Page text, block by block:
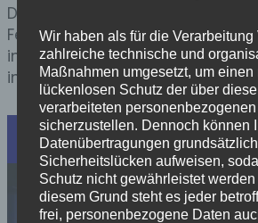
Die Kameradinnen und
Feuerwehr stehen 24 Stunden
im Jahr ehrenamtlich bereit,
in Notsituationen zu helfen!
Einsätze
Wir haben als für die
zahlreiche technische und
Maßnahmen umgesetzt, um einen
lückenlosen Schutz der über
verarbeiteten
sicherzustellen. Dennoch können
Datenübertragungen grundsätzlich
Sicherheitslücken aufweisen,
Schutz nicht gewährleistet werden
diesem Grund steht es jeder
frei, personenbezogene Daten